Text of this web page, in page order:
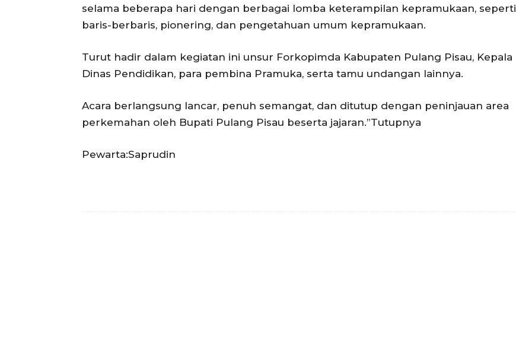
selama beberapa hari dengan berbagai lomba keterampilan kepramukaan, seperti
baris-berbaris, pionering, dan pengetahuan umum kepramukaan.
Turut hadir dalam kegiatan ini unsur Forkopimda Kabupaten Pulang Pisau, Kepala
Dinas Pendidikan, para pembina Pramuka, serta tamu undangan lainnya.
Acara berlangsung lancar, penuh semangat, dan ditutup dengan peninjauan area
perkemahan oleh Bupati Pulang Pisau beserta jajaran.”Tutupnya
Pewarta:Saprudin